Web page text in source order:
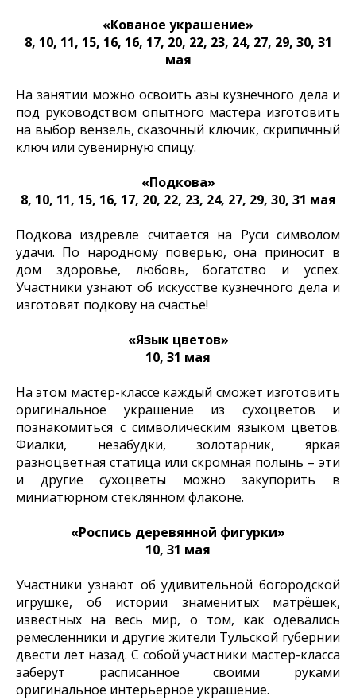
«Кованое украшение»
8, 10, 11, 15, 16, 16, 17, 20, 22, 23, 24, 27, 29, 30, 31
мая
На занятии можно освоить азы кузнечного дела и
под руководством опытного мастера изготовить
на выбор вензель, сказочный ключик, скрипичный
ключ или сувенирную спицу.
«Подкова»
8, 10, 11, 15, 16, 17, 20, 22, 23, 24, 27, 29, 30, 31 мая
Подкова издревле считается на Руси символом
удачи. По народному поверью, она приносит в
дом здоровье, любовь, богатство и успех.
Участники узнают об искусстве кузнечного дела и
изготовят подкову на счастье!
«Язык цветов»
10, 31 мая
На этом мастер-классе каждый сможет изготовить
оригинальное украшение из сухоцветов и
познакомиться с символическим языком цветов.
Фиалки, незабудки, золотарник, яркая
разноцветная статица или скромная полынь – эти
и другие сухоцветы можно закупорить в
миниатюрном стеклянном флаконе.
«Роспись деревянной фигурки»
10, 31 мая
Участники узнают об удивительной богородской
игрушке, об истории знаменитых матрёшек,
известных на весь мир, о том, как одевались
ремесленники и другие жители Тульской губернии
двести лет назад. С собой участники мастер-класса
заберут расписанное своими руками
оригинальное интерьерное украшение.